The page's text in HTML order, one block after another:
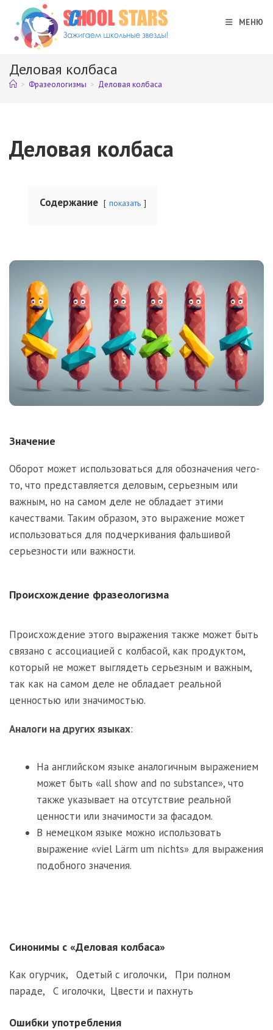
Перейти
содержимому
МЕНЮ
Деловая колбаса
> Фразеологизмы > Деловая колбаса
Деловая колбаса
Содержание показать
Значение
Оборот может использоваться для обозначения чего-
то, что представляется деловым, серьезным или
важным, но на самом деле не обладает этими
качествами. Таким образом, это выражение может
использоваться для подчеркивания фальшивой
серьезности или важности.
Происхождение фразеологизма
Происхождение этого выражения также может быть
связано с ассоциацией с колбасой, как продуктом,
который не может выглядеть серьезным и важным,
так как на самом деле не обладает реальной
ценностью или значимостью.
Аналоги на других языках:
На английском языке аналогичным выражением
может быть «all show and no substance», что
также указывает на отсутствие реальной
ценности или значимости за фасадом.
В немецком языке можно использовать
выражение «viel Lärm um nichts» для выражения
подобного значения.
Синонимы с «Деловая колбаса»
Как огурчик, Одетый с иголочки, При полном
параде, С иголочки, Цвести и пахнуть
Ошибки употребления